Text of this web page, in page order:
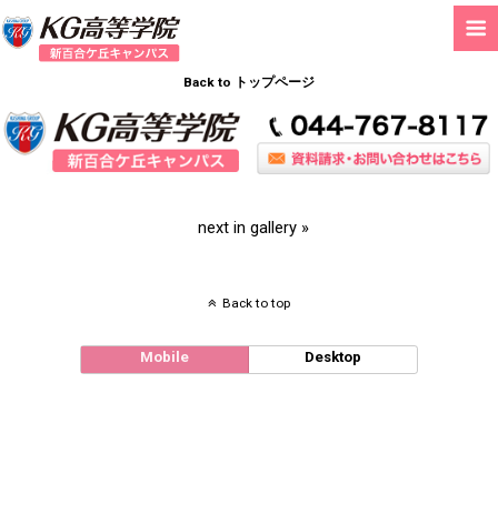
Back to トップページ
next in gallery »
Back to top
Mobile Desktop